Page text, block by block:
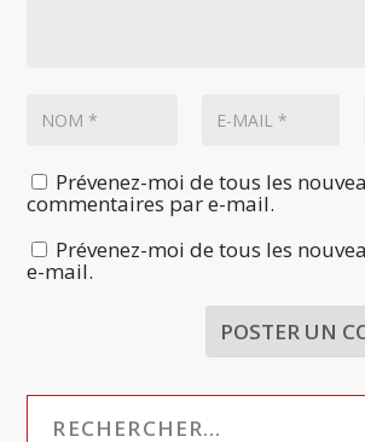
Prévenez-moi de tous les
commentaires par e-mail.
Prévenez-moi de tous les
e-mail.